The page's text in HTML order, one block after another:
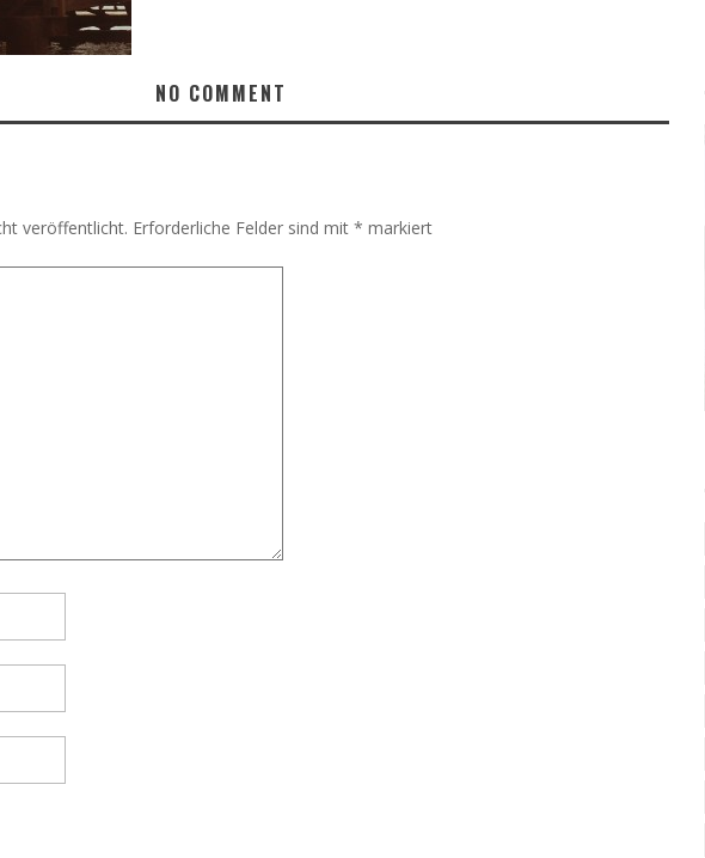
NO COMMENT
veröffentlicht. Erforderliche Felder sind mit * markiert